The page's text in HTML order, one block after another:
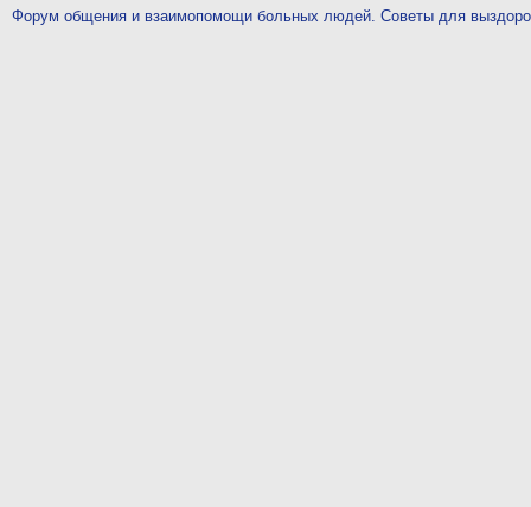
Форум общения и взаимопомощи больных людей. Советы для